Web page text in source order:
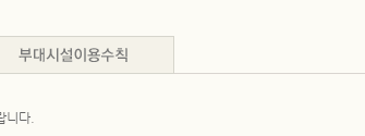
방문/ 사물함 키 반납 및 탈회신청서 제출
비 자동 급여 공제
기회 부여
니다.